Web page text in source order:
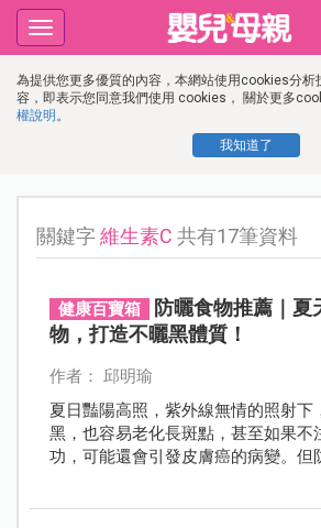
為提供您更多優質的內容，本網站使用cookies分析
容，即表示您同意我們使用 cookies， 關於更多
權說明 。
我知道了
Toggle
navigation
關鍵字維生素C 共有17筆資料
健康百寶箱
防曬食物推薦｜夏
物，打造不曬黑體質！
作者： 邱明瑜
夏日豔陽高照，紫外線無情的照射下
黑，也容易老化長斑點，甚至如果不
功，可能還會引發皮膚癌的病變。但